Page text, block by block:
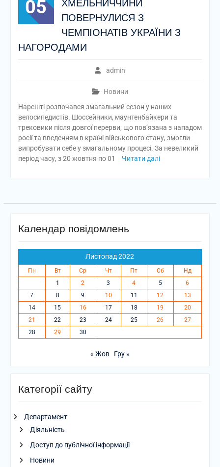
05
ХМЕЛЬНИЧЧИНИ
ПОВЕРНУЛИСЯ З
ЧЕМПІОНАТІВ УКРАЇНИ З
НАГОРОДАМИ
admin
Новини
Нарешті розпочався змагальний сезон у наших
велосипедистів. Шоссейники, маунтенбайкери та
трековики після довгої перерви, що пов’язана з нападом
росії та введенням в країні військового стану, змогли
випробувати себе у змагальному процесі. За невеликий
період часу, з 20 жовтня по 01
Читати далі
Календар повідомлень
Листопад 2022
Пн Вт Ср Чт Пт Сб
Нд
1
2 3 4 5
6
7
8 9 10 11 12
13
14
15 16 17 18 19
20
21
22 23 24 25 26
27
28
29 30
« Жов Гру »
Категорії сайту
Департамент
Діяльність
Доступ до публічної інформації
Новини